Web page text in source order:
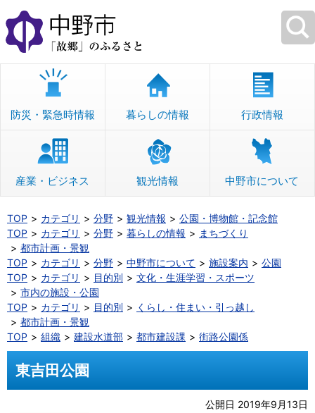
本
文
へ
移
防災・緊急時情報 暮らしの情報 行政情報
産業・ビジネス 観光情報 中野市について
TOP カテゴリ 分野 観光情報
公園・博物館・記念館
TOP
カテゴリ 分野 暮らしの情報
まちづくり
都市計画・景観
TOP
カテゴリ 分野 中野市について 施設案内
公園
TOP
カテゴリ 目的別
文化・生涯学習・スポーツ
市内の施設・公園
TOP
カテゴリ 目的別
くらし・住まい・引っ越し
都市計画・景観
TOP
組織 建設水道部 都市建設課 街路公園係
東吉田公園
公開日 2019年9月13日